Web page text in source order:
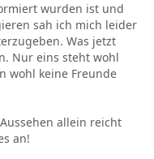
wurden ist und
sah ich mich leider
Was jetzt
Nur eins steht wohl
wohl keine Freunde
allein reicht
an!